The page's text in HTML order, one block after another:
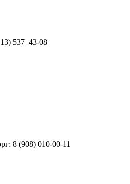
537–43-08
8 (908) 010-00-11